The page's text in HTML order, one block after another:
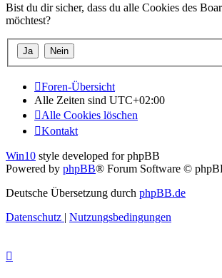
Bist du dir sicher, dass du alle Cookies des
möchtest?
Foren-Übersicht
Alle Zeiten sind UTC+02:00
Alle Cookies löschen
Kontakt
Win10 style developed for phpBB
Powered by phpBB® Forum Software ©
Deutsche Übersetzung durch phpBB.de
Datenschutz | Nutzungsbedingungen